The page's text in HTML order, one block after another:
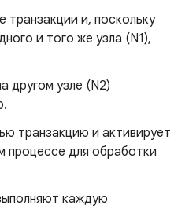
транзакции и, поскольку
и того же узла (N1),
другом узле (N2)
транзакцию и активирует
процессе для обработки
каждую